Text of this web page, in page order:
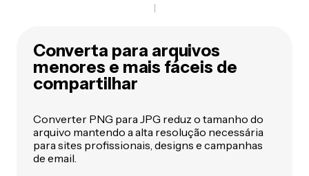
Converta para arquivos
menores e mais fáceis de
compartilhar
Converter PNG para JPG reduz o tamanho do
arquivo mantendo a alta resolução necessária
para sites profissionais, designs e campanhas
de email.